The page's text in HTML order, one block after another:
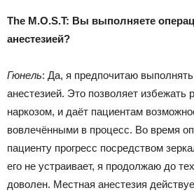
The M.O.S.T: Вы выполняете
анестезией?
Гюнель: Да, я предпочитаю
анестезией. Это позволяет избежать
наркозом, и даёт пациентам
вовлечёнными в процесс. Во время
пациенту прогресс посредством
его не устраивает, я продолжаю до
доволен. Местная анестезия